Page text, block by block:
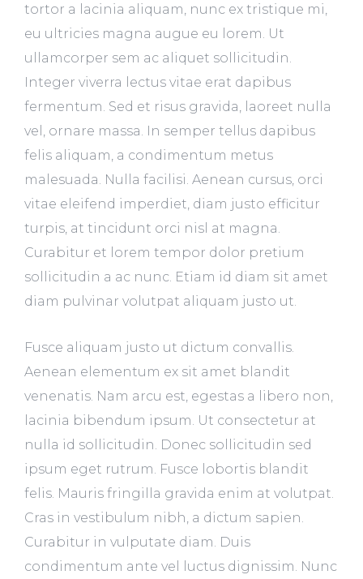
tortor a lacinia aliquam, nunc ex tristique mi,
eu ultricies magna augue eu lorem. Ut
ullamcorper sem ac aliquet sollicitudin.
Integer viverra lectus vitae erat dapibus
fermentum. Sed et risus gravida, laoreet nulla
vel, ornare massa. In semper tellus dapibus
felis aliquam, a condimentum metus
malesuada. Nulla facilisi. Aenean cursus, orci
vitae eleifend imperdiet, diam justo efficitur
turpis, at tincidunt orci nisl at magna.
Curabitur et lorem tempor dolor pretium
sollicitudin a ac nunc. Etiam id diam sit amet
diam pulvinar volutpat aliquam justo ut.
Fusce aliquam justo ut dictum convallis.
Aenean elementum ex sit amet blandit
venenatis. Nam arcu est, egestas a libero non,
lacinia bibendum ipsum. Ut consectetur at
nulla id sollicitudin. Donec sollicitudin sed
ipsum eget rutrum. Fusce lobortis blandit
felis. Mauris fringilla gravida enim at volutpat.
Cras in vestibulum nibh, a dictum sapien.
Curabitur in vulputate diam. Duis
condimentum ante vel luctus dignissim. Nunc